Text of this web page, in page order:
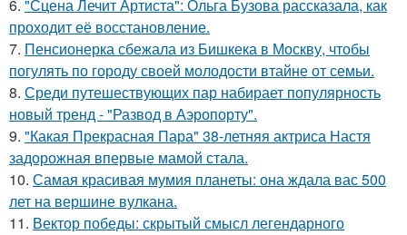
6. "Сцена Лечит Артиста": Ольга Бузова рассказала, как
проходит её восстановление.
7. Пенсионерка сбежала из Бишкека в Москву, чтобы
погулять по городу своей молодости втайне от семьи.
8. Среди путешествующих пар набирает популярность
новый тренд - "Развод в Аэропорту".
9. "Какая Прекрасная Пара" 38-летняя актриса Настя
задорожная впервые мамой стала.
10. Самая красивая мумия планеты: она ждала вас 500
лет на вершине вулкана.
11. Вектор победы: скрытый смысл легендарного